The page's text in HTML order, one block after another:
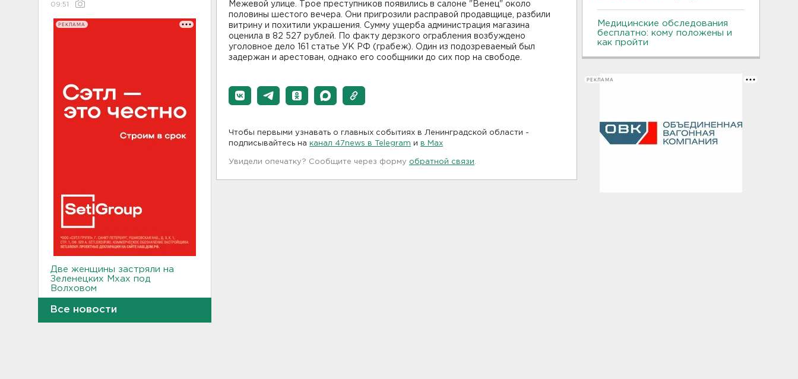
09:51
РЕКЛАМА
Две женщины застряли на
Зеленецких Мхах под
Волховом
Все новости
Межевой улице. Трое преступников появились в салоне "Венец" около
половины шестого вечера. Они пригрозили расправой продавщице, разбили
витрину и похитили украшения. Сумму ущерба администрация магазина
оценила в 82 527 рублей. По факту дерзкого ограбления возбуждено
уголовное дело 161 статье УК РФ (грабеж). Один из подозреваемый был
задержан и арестован, однако его сообщники до сих пор на свободе.
Чтобы первыми узнавать о главных событиях в Ленинградской области -
подписывайтесь на канал 47news в Telegram и в Maх
Увидели опечатку? Сообщите через форму обратной связи
Медицинские обследования
бесплатно: кому положены и
как пройти
РЕКЛАМА